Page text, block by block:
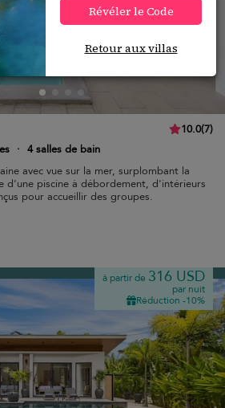
10.0(7)
· 4 salles de bain
avec vue sur la mer, surplombant la
d'une piscine à débordement, d'intérieurs
pour accueillir des groupes.
à partir de 316 USD
par nuit
Réduction -10%
Révéler le Code
Retour aux villas